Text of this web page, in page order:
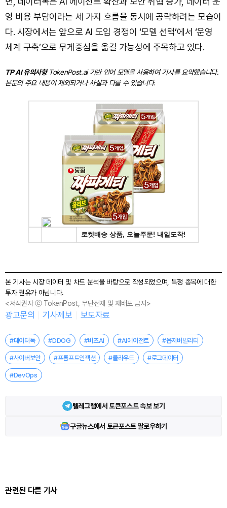
영 비용 부담이라는 세 가지 흐름을 동시에 공략하려는 모습이
다. 시장에서는 앞으로 AI 도입 경쟁이 ‘모델 선택’에서 ‘운영
체계 구축’으로 무게중심을 옮길 가능성에 주목하고 있다.
TP AI 유의사항TokenPost.ai 기반 언어 모델을 사용하여 기사를 요약했습니다.
본문의 주요 내용이 제외되거나 사실과 다를 수 있습니다.
본 기사는 시장 데이터 및 차트 분석을 바탕으로 작성되었으며, 특정 종목에 대한
투자 권유가 아닙니다.
<저작권자 ⓒ TokenPost, 무단전재 및 재배포 금지>
광고문의 기사제보 보도자료
#데이터독 #DDOG #비츠AI #AI에이전트 #옵저버빌리티
#사이버보안 #프롬프트인젝션 #클라우드 #로그데이터
#DevOps
텔레그램에서 토큰포스트 속보 보기
구글뉴스에서 토큰포스트 팔로우하기
관련된 다른 기사